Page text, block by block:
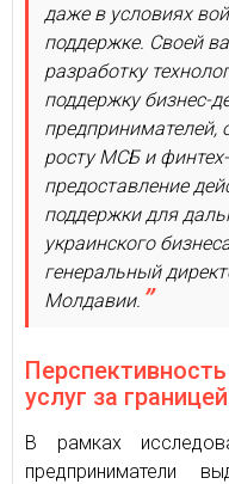
даже в условиях
поддержке. Своей
разработку
поддержку бизнес-
предпринимателей,
росту МСБ и
предоставление
поддержки для
украинского
генеральный
Молдавии.
услуг за границей
В рамках
предприниматели